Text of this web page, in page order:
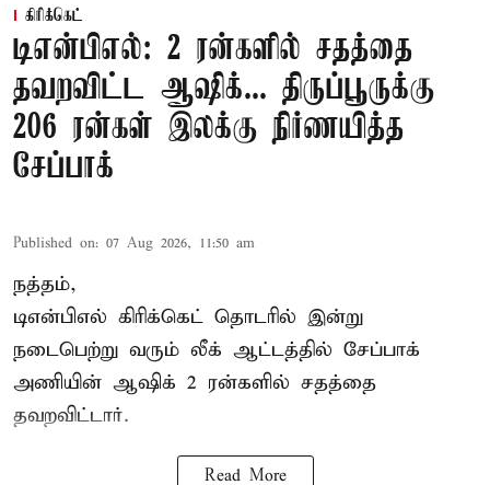
கிரிக்கெட்
டிஎன்பிஎல்: 2 ரன்களில் சதத்தை
தவறவிட்ட ஆஷிக்... திருப்பூருக்கு
206 ரன்கள் இலக்கு நிர்ணயித்த
சேப்பாக்
Published on: 07 Aug 2026, 11:50 am
நத்தம்,
டிஎன்பிஎல் கிரிக்கெட் தொடரில் இன்று
நடைபெற்று வரும் லீக் ஆட்டத்தில் சேப்பாக்
அணியின் ஆஷிக் 2 ரன்களில் சதத்தை
தவறவிட்டார்.
Read More